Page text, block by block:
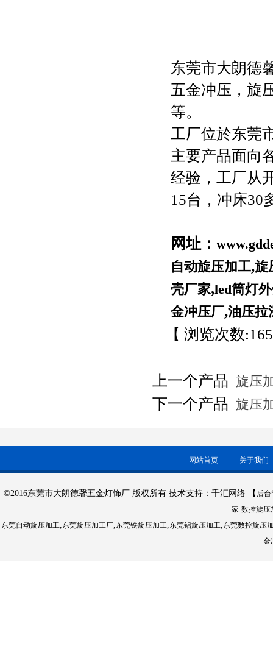
东莞市大朗德
五金冲压，旋
等。
工厂位於东莞
主要产品面向
经验，工厂从
15台，冲床30
网址：
自动旋压加工,旋
壳厂家,led筒灯
金冲压厂,油压拉
【 浏览次数:
上一个产品 旋压
下一个产品 旋压
网站首页 关于我们
©2016东莞市大朗德馨五金灯饰厂 版权所有 技术支持：千汇网络 【 后
家 数控旋压
东莞自动旋压加工,东莞旋压加工厂,东莞铁旋压加工,东莞铝旋压加工,东莞数控旋压
金